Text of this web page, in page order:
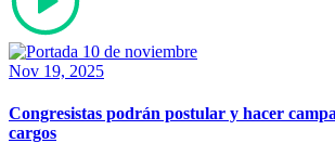
Nov 19, 2025
Congresistas podrán postular y hacer
cargos